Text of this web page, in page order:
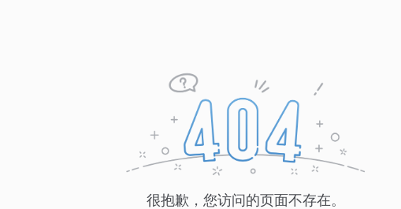
很抱歉，您访问的页面不存在。